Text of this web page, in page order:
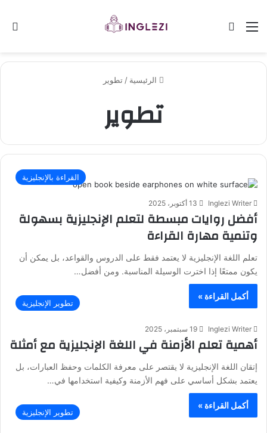
القائمة
الرئيسية / تطوير
تطوير
القراءة بالإنجليزية
Inglezi Writer 13 أكتوبر، 2025
أفضل روايات مبسطة لتعلم الإنجليزية بسهولة
وتنمية مهارة القراءة
تعلم اللغة الإنجليزية لا يعتمد فقط على الدروس والقواعد، بل يمكن أن
يكون ممتعًا إذا اخترت الوسيلة المناسبة. ومن أفضل…
أكمل القراءة »
تطوير الإنجليزية
Inglezi Writer 19 سبتمبر، 2025
أهمية تعلم الأزمنة في اللغة الإنجليزية مع أمثلة
إتقان اللغة الإنجليزية لا يقتصر على معرفة الكلمات وحفظ العبارات، بل
يعتمد بشكل أساسي على فهم الأزمنة وكيفية استخدامها في…
أكمل القراءة »
تطوير الإنجليزية